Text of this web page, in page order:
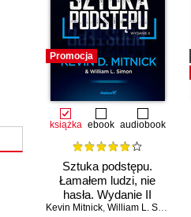
Promocja
książka ebook audiobook
Sztuka podstępu.
Łamałem ludzi, nie
hasła. Wydanie II
Kevin Mitnick, William L. Simon